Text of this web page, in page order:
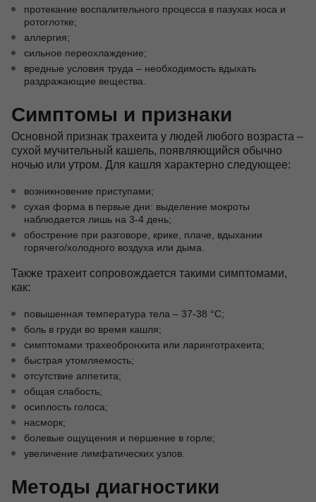
протекание воспалительного процесса в пазухах носа и
ротоглотке;
аллергия;
сильное переохлаждение;
вредные условия труда – необходимость вдыхать
раздражающие вещества.
Симптомы и признаки
Основной признак трахеита у людей любого возраста –
сухой мучительный кашель, появляющийся обычно
ночью или утром. Для кашля характерно следующее:
возникновение приступами;
сухая форма в первые дни: выделение мокроты
наблюдается лишь на 3-4 день;
обострение при разговоре, крике, плаче, вдыхании
горячего/холодного воздуха или дыма.
Также трахеит сопровождается такими симптомами,
как:
повышенная температура тела – 37-38 °С;
боль в груди во время кашля;
симптомами трахеобронхита или ларинготрахеита;
быстрая утомляемость;
отсутствие аппетита;
общая слабость;
осиплость голоса;
насморк;
болевые ощущения и першение в горле;
увеличение лимфатических узлов.
Методы диагностики